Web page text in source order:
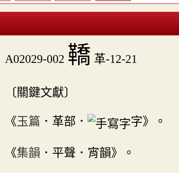
A02029-002 鞽 革-12-21
〔關鍵文獻〕
《玉篇 ．革部． 字》。
《集韻 ．平聲．宵韻》。